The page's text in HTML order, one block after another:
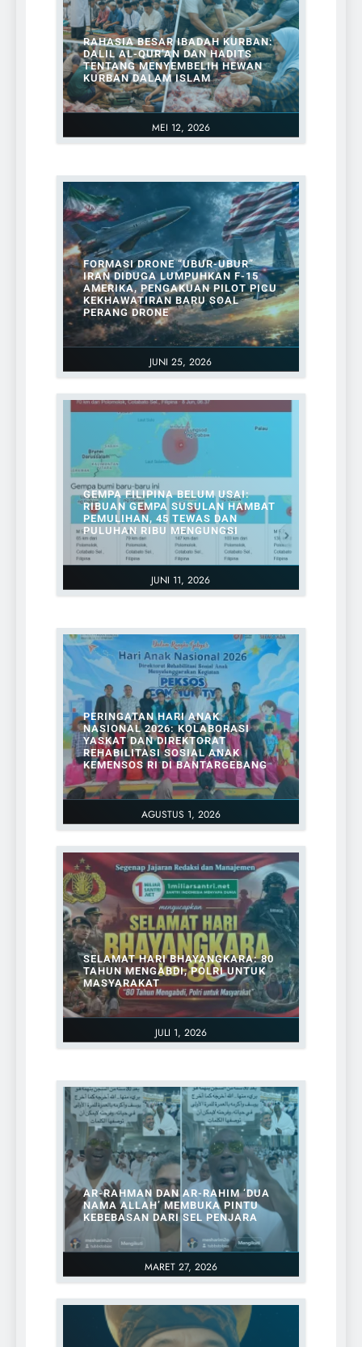
MEI 12, 2026
RAHASIA BESAR IBADAH KURBAN:
DALIL AL-QUR’AN DAN HADITS
TENTANG MENYEMBELIH HEWAN
KURBAN DALAM ISLAM
JUNI 25, 2026
FORMASI DRONE “UBUR-UBUR”
IRAN DIDUGA LUMPUHKAN F-15
AMERIKA, PENGAKUAN PILOT PICU
KEKHAWATIRAN BARU SOAL
PERANG DRONE
JUNI 11, 2026
GEMPA FILIPINA BELUM USAI:
RIBUAN GEMPA SUSULAN HAMBAT
PEMULIHAN, 45 TEWAS DAN
PULUHAN RIBU MENGUNGSI
AGUSTUS 1, 2026
PERINGATAN HARI ANAK
NASIONAL 2026: KOLABORASI
YASKAT DAN DIREKTORAT
REHABILITASI SOSIAL ANAK
KEMENSOS RI DI BANTARGEBANG
JULI 1, 2026
SELAMAT HARI BHAYANGKARA: 80
TAHUN MENGABDI, POLRI UNTUK
MASYARAKAT
MARET 27, 2026
AR-RAHMAN DAN AR-RAHIM ‘DUA
NAMA ALLAH’ MEMBUKA PINTU
KEBEBASAN DARI SEL PENJARA